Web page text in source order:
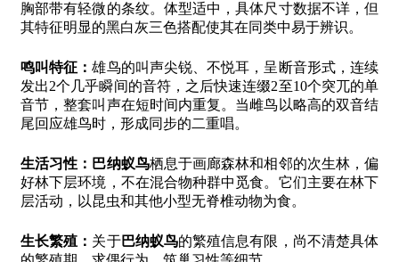
胸部带有轻微的条纹。体型适中，具体尺寸数据不详，但
其特征明显的黑白灰三色搭配使其在同类中易于辨识。
鸣叫特征：雄鸟的叫声尖锐、不悦耳，呈断音形式，连续
发出2个几乎瞬间的音符，之后快速连缀2至10个突兀的单
音节，整套叫声在短时间内重复。当雌鸟以略高的双音结
尾回应雄鸟时，形成同步的二重唱。
生活习性： 巴纳蚁鸟栖息于画廊森林和相邻的次生林，偏
好林下层环境，不在混合物种群中觅食。它们主要在林下
层活动，以昆虫和其他小型无脊椎动物为食。
生长繁殖： 关于巴纳蚁鸟的繁殖信息有限，尚不清楚具体